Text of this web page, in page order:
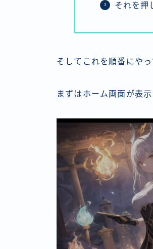
それを押
そしてこれを順番にや
まずはホーム画面が表示